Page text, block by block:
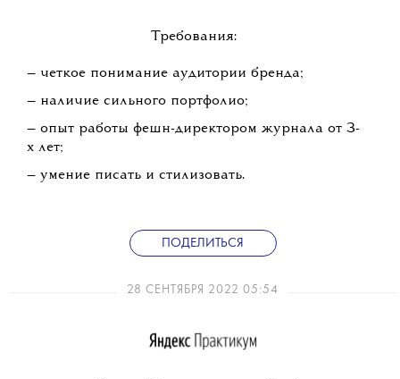
Требования:
— четкое понимание аудитории бренда;
— наличие сильного портфолио;
— опыт работы фешн-директором журнала от 3-
х лет;
— умение писать и стилизовать.
ПОДЕЛИТЬСЯ
28 СЕНТЯБРЯ 2022 05:54